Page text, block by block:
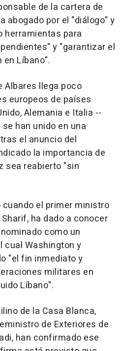
de la cartera de
abogado por el "diálogo" y
herramientas para
y "garantizar el
en Líbano".
Albares llega poco
europeos de países
Alemania e Italia --
han unido en una
el anuncio del
la importancia de
sea reabierto "sin
el primer ministro
ha dado a conocer
como un
cual Washington y
"el fin inmediato y
militares en
Líbano".
de la Casa Blanca,
de Exteriores de
han confirmado ese